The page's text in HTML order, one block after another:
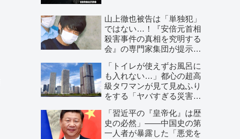
山上徹也被告は「単独犯」
ではない…！『安倍元首相
殺害事件の真相を究明する
会』の専門家集団が提示し
「トイレが使えずお風呂に
も入れない…」都心の超高
級タワマンが見て見ぬふり
をする「ヤバすぎる災害リ
「習近平の『皇帝化』は歴
史の必然」――中国史の第
一人者が暴露した「悪党を